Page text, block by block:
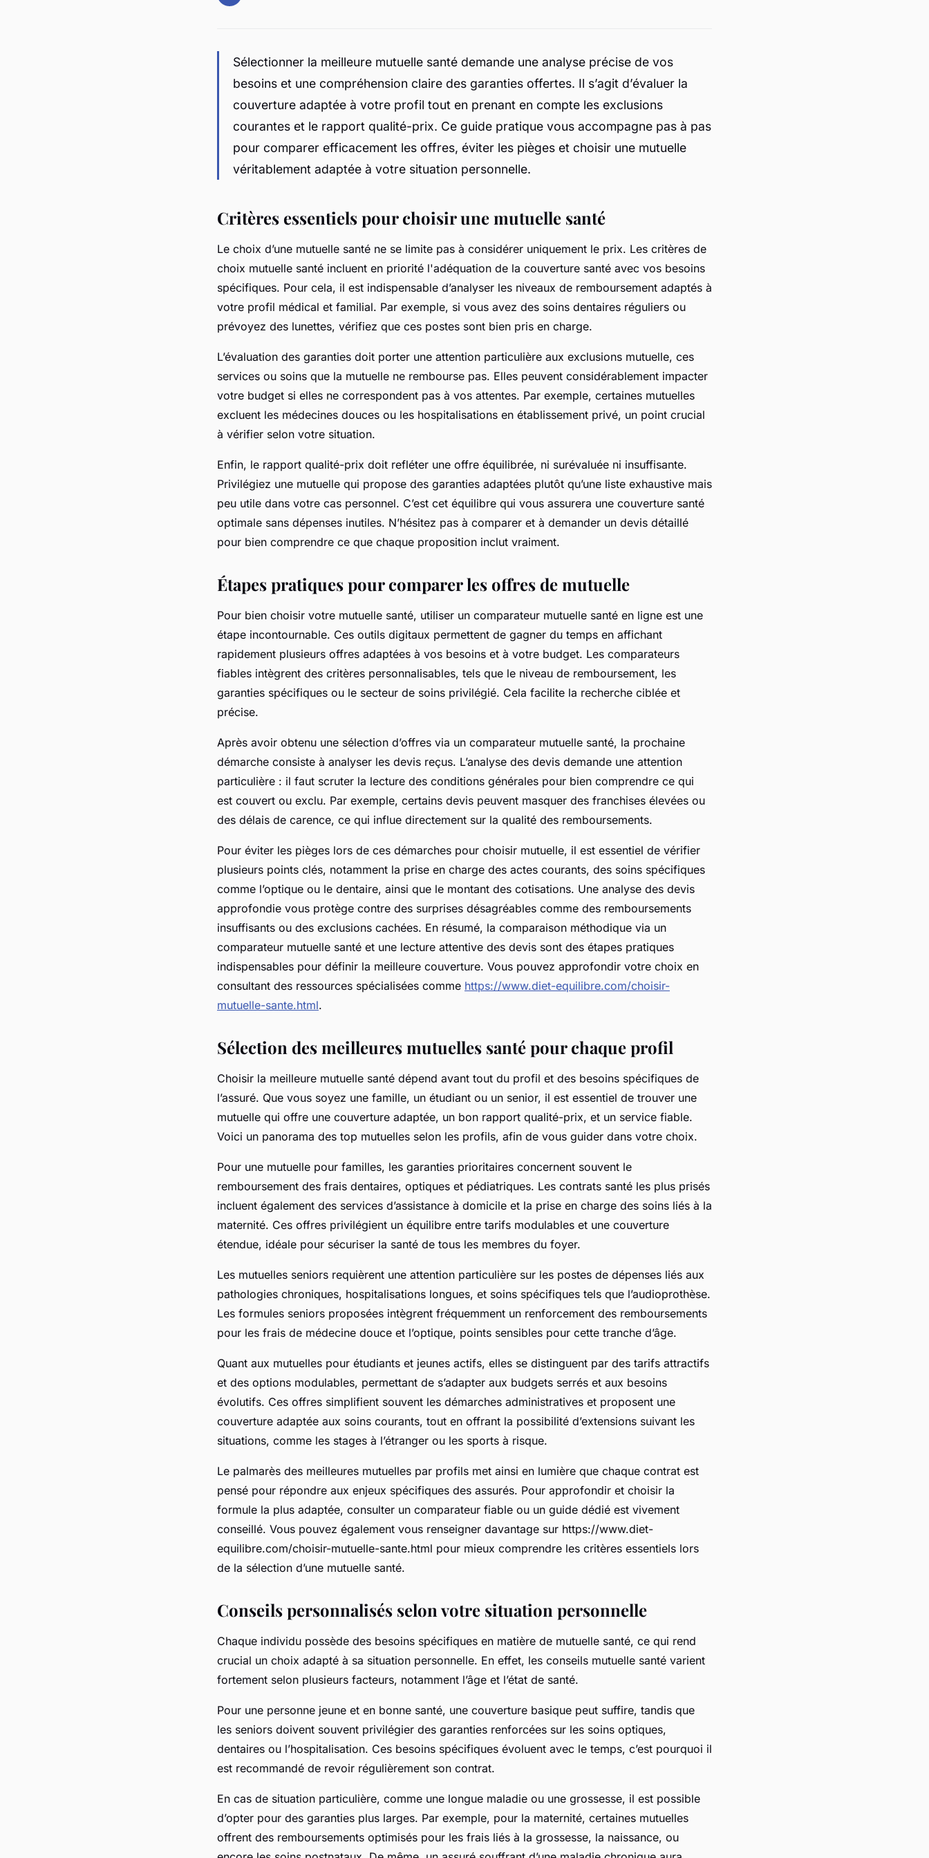
Sélectionner la meilleure mutuelle santé demande une analyse précise de vos
besoins et une compréhension claire des garanties offertes. Il s’agit d’évaluer la
couverture adaptée à votre profil tout en prenant en compte les exclusions
courantes et le rapport qualité-prix. Ce guide pratique vous accompagne pas à pas
pour comparer efficacement les offres, éviter les pièges et choisir une mutuelle
véritablement adaptée à votre situation personnelle.
Critères essentiels pour choisir une mutuelle santé
Le choix d’une mutuelle santé ne se limite pas à considérer uniquement le prix. Les critères de
choix mutuelle santé incluent en priorité l'adéquation de la couverture santé avec vos besoins
spécifiques. Pour cela, il est indispensable d’analyser les niveaux de remboursement adaptés à
votre profil médical et familial. Par exemple, si vous avez des soins dentaires réguliers ou
prévoyez des lunettes, vérifiez que ces postes sont bien pris en charge.
L’évaluation des garanties doit porter une attention particulière aux exclusions mutuelle, ces
services ou soins que la mutuelle ne rembourse pas. Elles peuvent considérablement impacter
votre budget si elles ne correspondent pas à vos attentes. Par exemple, certaines mutuelles
excluent les médecines douces ou les hospitalisations en établissement privé, un point crucial
à vérifier selon votre situation.
Enfin, le rapport qualité-prix doit refléter une offre équilibrée, ni surévaluée ni insuffisante.
Privilégiez une mutuelle qui propose des garanties adaptées plutôt qu’une liste exhaustive mais
peu utile dans votre cas personnel. C’est cet équilibre qui vous assurera une couverture santé
optimale sans dépenses inutiles. N’hésitez pas à comparer et à demander un devis détaillé
pour bien comprendre ce que chaque proposition inclut vraiment.
Étapes pratiques pour comparer les offres de mutuelle
Pour bien choisir votre mutuelle santé, utiliser un comparateur mutuelle santé en ligne est une
étape incontournable. Ces outils digitaux permettent de gagner du temps en affichant
rapidement plusieurs offres adaptées à vos besoins et à votre budget. Les comparateurs
fiables intègrent des critères personnalisables, tels que le niveau de remboursement, les
garanties spécifiques ou le secteur de soins privilégié. Cela facilite la recherche ciblée et
précise.
Après avoir obtenu une sélection d’offres via un comparateur mutuelle santé, la prochaine
démarche consiste à analyser les devis reçus. L’analyse des devis demande une attention
particulière : il faut scruter la lecture des conditions générales pour bien comprendre ce qui
est couvert ou exclu. Par exemple, certains devis peuvent masquer des franchises élevées ou
des délais de carence, ce qui influe directement sur la qualité des remboursements.
Pour éviter les pièges lors de ces démarches pour choisir mutuelle, il est essentiel de vérifier
plusieurs points clés, notamment la prise en charge des actes courants, des soins spécifiques
comme l’optique ou le dentaire, ainsi que le montant des cotisations. Une analyse des devis
approfondie vous protège contre des surprises désagréables comme des remboursements
insuffisants ou des exclusions cachées. En résumé, la comparaison méthodique via un
comparateur mutuelle santé et une lecture attentive des devis sont des étapes pratiques
indispensables pour définir la meilleure couverture. Vous pouvez approfondir votre choix en
consultant des ressources spécialisées comme https://www.diet-equilibre.com/choisir-
mutuelle-sante.html.
Sélection des meilleures mutuelles santé pour chaque profil
Choisir la meilleure mutuelle santé dépend avant tout du profil et des besoins spécifiques de
l’assuré. Que vous soyez une famille, un étudiant ou un senior, il est essentiel de trouver une
mutuelle qui offre une couverture adaptée, un bon rapport qualité-prix, et un service fiable.
Voici un panorama des top mutuelles selon les profils, afin de vous guider dans votre choix.
Pour une mutuelle pour familles, les garanties prioritaires concernent souvent le
remboursement des frais dentaires, optiques et pédiatriques. Les contrats santé les plus prisés
incluent également des services d’assistance à domicile et la prise en charge des soins liés à la
maternité. Ces offres privilégient un équilibre entre tarifs modulables et une couverture
étendue, idéale pour sécuriser la santé de tous les membres du foyer.
Les mutuelles seniors requièrent une attention particulière sur les postes de dépenses liés aux
pathologies chroniques, hospitalisations longues, et soins spécifiques tels que l’audioprothèse.
Les formules seniors proposées intègrent fréquemment un renforcement des remboursements
pour les frais de médecine douce et l’optique, points sensibles pour cette tranche d’âge.
Quant aux mutuelles pour étudiants et jeunes actifs, elles se distinguent par des tarifs attractifs
et des options modulables, permettant de s’adapter aux budgets serrés et aux besoins
évolutifs. Ces offres simplifient souvent les démarches administratives et proposent une
couverture adaptée aux soins courants, tout en offrant la possibilité d’extensions suivant les
situations, comme les stages à l’étranger ou les sports à risque.
Le palmarès des meilleures mutuelles par profils met ainsi en lumière que chaque contrat est
pensé pour répondre aux enjeux spécifiques des assurés. Pour approfondir et choisir la
formule la plus adaptée, consulter un comparateur fiable ou un guide dédié est vivement
conseillé. Vous pouvez également vous renseigner davantage sur https://www.diet-
equilibre.com/choisir-mutuelle-sante.html pour mieux comprendre les critères essentiels lors
de la sélection d’une mutuelle santé.
Conseils personnalisés selon votre situation personnelle
Chaque individu possède des besoins spécifiques en matière de mutuelle santé, ce qui rend
crucial un choix adapté à sa situation personnelle. En effet, les conseils mutuelle santé varient
fortement selon plusieurs facteurs, notamment l’âge et l’état de santé.
Pour une personne jeune et en bonne santé, une couverture basique peut suffire, tandis que
les seniors doivent souvent privilégier des garanties renforcées sur les soins optiques,
dentaires ou l’hospitalisation. Ces besoins spécifiques évoluent avec le temps, c’est pourquoi il
est recommandé de revoir régulièrement son contrat.
En cas de situation particulière, comme une longue maladie ou une grossesse, il est possible
d’opter pour des garanties plus larges. Par exemple, pour la maternité, certaines mutuelles
offrent des remboursements optimisés pour les frais liés à la grossesse, la naissance, ou